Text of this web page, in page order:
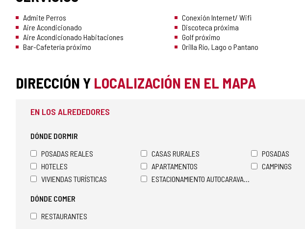
Admite Perros
Aire Acondicionado
Aire Acondicionado Habitaciones
Bar-Cafetería próximo
Conexión Internet/ Wifi
Discoteca próxima
Golf próximo
Orilla Río, Lago o Pantano
DIRECCIÓN Y LOCALIZACIÓN EN EL MAPA
EN LOS ALREDEDORES
DÓNDE DORMIR
POSADAS REALES
CASAS RURALES POSADAS
HOTELES
APARTAMENTOS CAMPINGS
VIVIENDAS TURÍSTICAS
ESTACIONAMIENTO AUTOCARAVANAS
DÓNDE COMER
RESTAURANTES